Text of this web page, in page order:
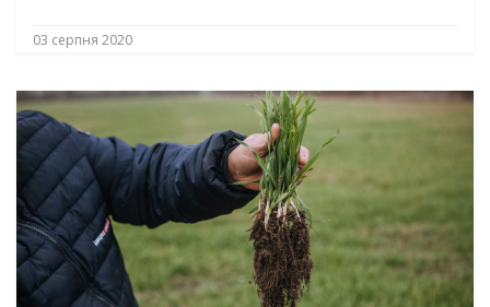
03 серпня 2020